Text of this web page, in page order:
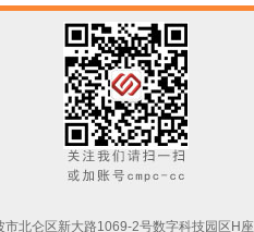
市北仑区新大路1069-2号数字科技园区H座